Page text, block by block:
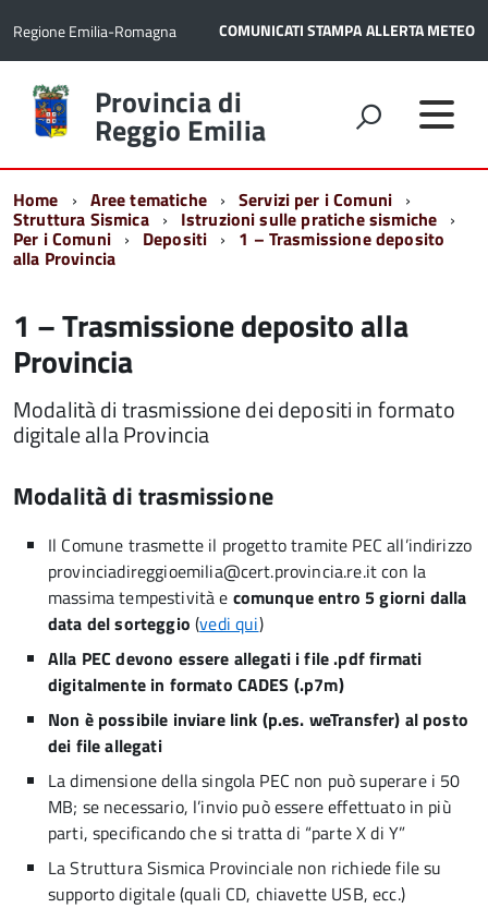
Regione Emilia-Romagna COMUNICATI STAMPAALLERTA METEO
Torna
alla
home
Provincia di
Reggio Emilia
Home Aree tematiche Servizi per i Comuni
Struttura Sismica Istruzioni sulle pratiche sismiche
Per i Comuni Depositi 1 – Trasmissione deposito
alla Provincia
1 – Trasmissione deposito alla
Provincia
Modalità di trasmissione dei depositi in formato
digitale alla Provincia
Modalità di trasmissione
Il Comune trasmette il progetto tramite PEC all’indirizzo
provinciadireggioemilia@cert.provincia.re.it con la
massima tempestività e comunque entro 5 giorni dalla
data del sorteggio (vedi qui)
Alla PEC devono essere allegati i file .pdf firmati
digitalmente in formato CADES (.p7m)
Non è possibile inviare link (p.es. weTransfer) al posto
dei file allegati
La dimensione della singola PEC non può superare i 50
MB; se necessario, l’invio può essere effettuato in più
parti, specificando che si tratta di “parte X di Y”
La Struttura Sismica Provinciale non richiede file su
supporto digitale (quali CD, chiavette USB, ecc.)